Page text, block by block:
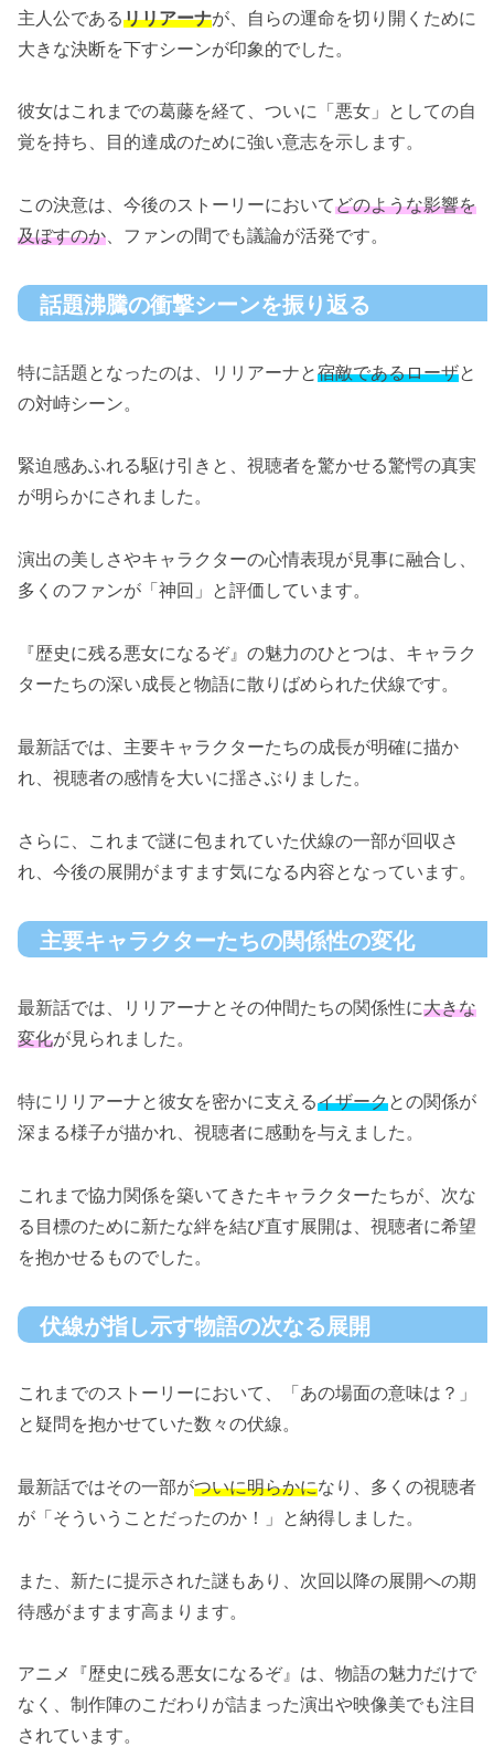
主人公であるリリアーナが、自らの運命を切り開くために
大きな決断を下すシーンが印象的でした。
彼女はこれまでの葛藤を経て、ついに「悪女」としての自
覚を持ち、目的達成のために強い意志を示します。
この決意は、今後のストーリーにおいてどのような影響を
及ぼすのか 、ファンの間でも議論が活発です。
話題沸騰の衝撃シーンを振り返る
特に話題となったのは、リリアーナと宿敵であるローザと
の対峙シーン。
緊迫感あふれる駆け引きと、視聴者を驚かせる驚愕の真実
が明らかにされました。
演出の美しさやキャラクターの心情表現が見事に融合し、
多くのファンが「神回」と評価しています。
『歴史に残る悪女になるぞ』の魅力のひとつは、キャラク
ターたちの深い成長と物語に散りばめられた伏線です。
最新話では、主要キャラクターたちの成長が明確に描か
れ、視聴者の感情を大いに揺さぶりました。
さらに、これまで謎に包まれていた伏線の一部が回収さ
れ、今後の展開がますます気になる内容となっています。
主要キャラクターたちの関係性の変化
最新話では、リリアーナとその仲間たちの関係性に大きな
変化が見られました。
特にリリアーナと彼女を密かに支えるイザークとの関係が
深まる様子が描かれ、視聴者に感動を与えました。
これまで協力関係を築いてきたキャラクターたちが、次な
る目標のために新たな絆を結び直す展開は、視聴者に希望
を抱かせるものでした。
伏線が指し示す物語の次なる展開
これまでのストーリーにおいて、「あの場面の意味は？」
と疑問を抱かせていた数々の伏線。
最新話ではその一部がついに明らかになり、多くの視聴者
が「そういうことだったのか！」と納得しました。
また、新たに提示された謎もあり、次回以降の展開への期
待感がますます高まります。
アニメ『歴史に残る悪女になるぞ』は、物語の魅力だけで
なく、制作陣のこだわりが詰まった演出や映像美でも注目
されています。